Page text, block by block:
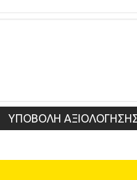
ΥΠΟΒΟΛΗ